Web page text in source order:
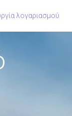
λογαριασμού